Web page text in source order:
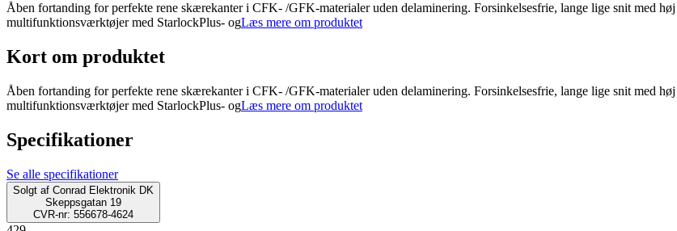
Åben fortanding for perfekte rene skærekanter i CFK- /GFK-materialer uden delaminering. Forsinkelsesfrie, lange lige snit med
multifunktionsværktøjer med StarlockPlus- ogLæs mere om produktet
Kort om produktet
Åben fortanding for perfekte rene skærekanter i CFK- /GFK-materialer uden delaminering. Forsinkelsesfrie, lange lige snit med
multifunktionsværktøjer med StarlockPlus- ogLæs mere om produktet
Specifikationer
Se alle specifikationer
Solgt af Conrad Elektronik DK
Skeppsgatan 19
CVR-nr: 556678-4624